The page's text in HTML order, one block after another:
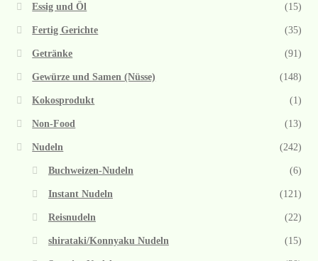
Essig und Öl (15)
Fertig Gerichte (35)
Getränke (91)
Gewürze und Samen (Nüsse) (148)
Kokosprodukt (1)
Non-Food (13)
Nudeln (242)
Buchweizen-Nudeln (6)
Instant Nudeln (121)
Reisnudeln (22)
shirataki/Konnyaku Nudeln (15)